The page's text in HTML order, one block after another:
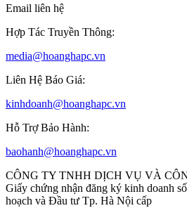
Email liên hệ
Hợp Tác Truyền Thông:
media@hoanghapc.vn
Liên Hệ Báo Giá:
kinhdoanh@hoanghapc.vn
Hỗ Trợ Bảo Hành:
baohanh@hoanghapc.vn
CÔNG TY TNHH DỊCH VỤ VÀ
Giấy chứng nhận đăng ký kinh doanh
hoạch và Đầu tư Tp. Hà Nội cấp